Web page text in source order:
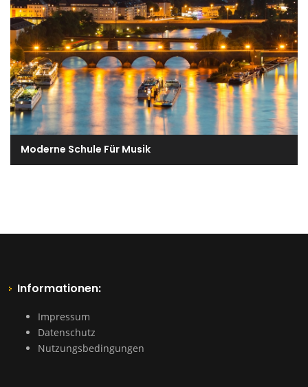
Moderne Schule Für Musik
Informationen:
Impressum
Datenschutz
Nutzungsbedingungen